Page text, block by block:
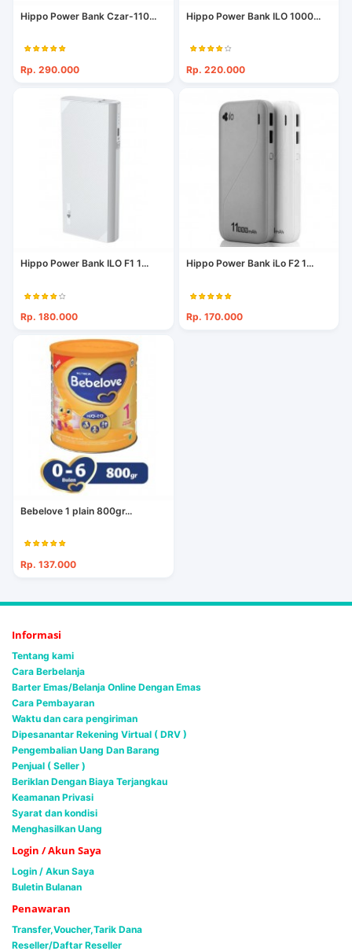
Hippo Power Bank Czar-110...
Rp. 290.000
Hippo Power Bank ILO 1000...
Rp. 220.000
Hippo Power Bank ILO F1 1...
Rp. 180.000
Hippo Power Bank iLo F2 1...
Rp. 170.000
Bebelove 1 plain 800gr...
Rp. 137.000
Informasi
Tentang kami
Cara Berbelanja
Barter Emas/Belanja Online Dengan Emas
Cara Pembayaran
Waktu dan cara pengiriman
Dipesanantar Rekening Virtual ( DRV )
Pengembalian Uang Dan Barang
Penjual ( Seller )
Beriklan Dengan Biaya Terjangkau
Keamanan Privasi
Syarat dan kondisi
Menghasilkan Uang
Login / Akun Saya
Login / Akun Saya
Buletin Bulanan
Penawaran
Transfer,Voucher,Tarik Dana
Reseller/Daftar Reseller